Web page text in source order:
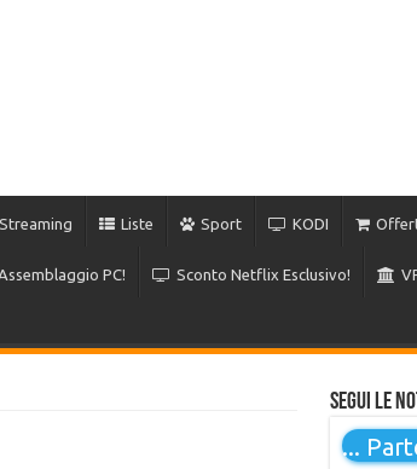
Streaming Liste Sport KODI
PC! Sconto Netflix Esclusivo!
Segui le
...